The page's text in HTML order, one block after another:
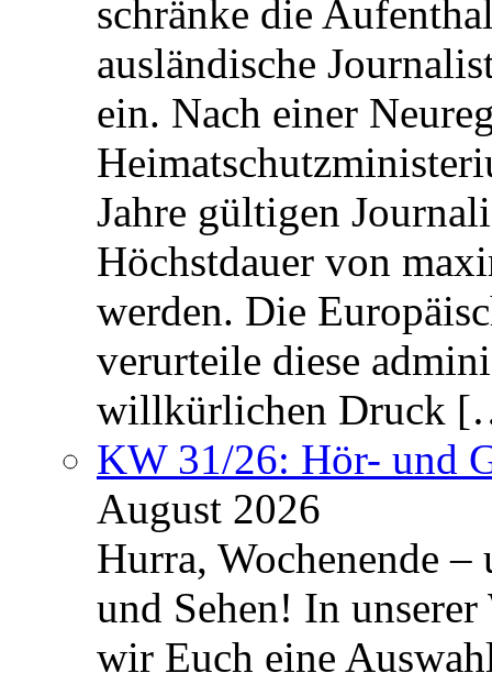
schränke die
ausländische
ein. Nach einer
Jahre gültigen
Höchstdauer von
werden. Die
verurteile diese
willkürlichen Druck
KW 31/26: Hör- und
August 2026
Hurra, Wochenende
und Sehen! In unserer
wir Euch eine